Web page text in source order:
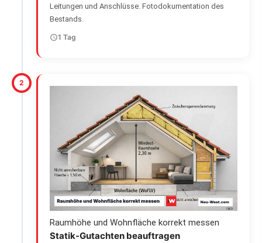
Leitungen und Anschlüsse. Fotodokumentation des
Bestands.
1 Tag
2
Raumhöhe und Wohnfläche korrekt messen
Statik-Gutachten beauftragen